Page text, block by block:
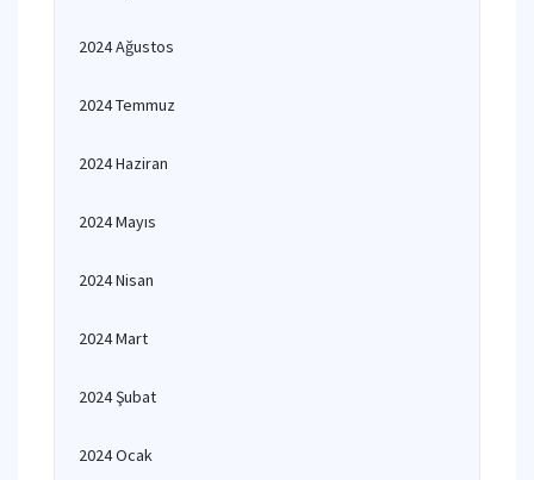
2024 Ağustos
2024 Temmuz
2024 Haziran
2024 Mayıs
2024 Nisan
2024 Mart
2024 Şubat
2024 Ocak